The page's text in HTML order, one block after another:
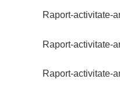
Raport-activitate-
Raport-activitate-
Raport-activitate-